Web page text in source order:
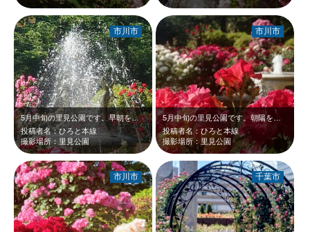
5月中旬の里見公園です。早朝を浴びて輝くピンクや黄色などのバラが、白い噴水と新…
投稿者名：ひろと本線
撮影場所：里見公園
市川市
投稿者名：ひろと本線
撮影場所：里見公園
市川市
市川市 千葉市